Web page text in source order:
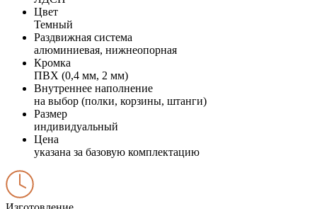
Цвет
Темный
Раздвижная система
алюминиевая, нижнеопорная
Кромка
ПВХ (0,4 мм, 2 мм)
Внутреннее наполнение
на выбор (полки, корзины, штанги)
Размер
индивидуальный
Цена
указана за базовую комплектацию